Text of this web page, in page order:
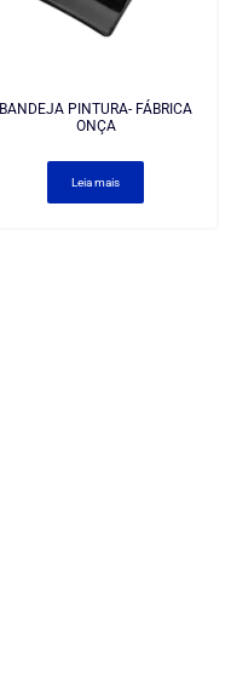
BANDEJA PINTURA- FÁBRICA
ONÇA
Leia mais